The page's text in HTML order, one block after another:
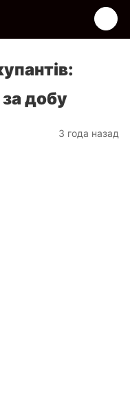
за добу
3 года назад